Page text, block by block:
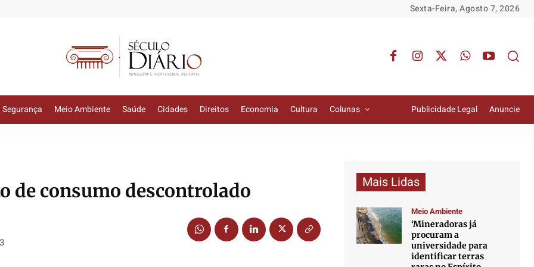
Sexta-Feira, Agosto 7, 2026
Segurança Meio Ambiente Saúde Cidades Direitos Economia Cultura Colunas Publicidade Legal Anuncie
de consumo descontrolado Mais Lidas
Meio Ambiente
‘Mineradoras já
procuram a
universidade para
identificar terras